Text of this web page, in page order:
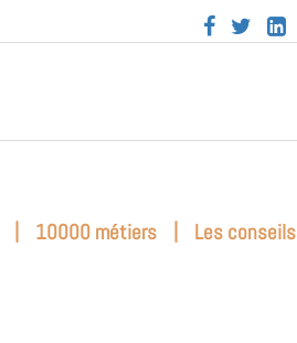
  
| 10000 métiers | Les conseils